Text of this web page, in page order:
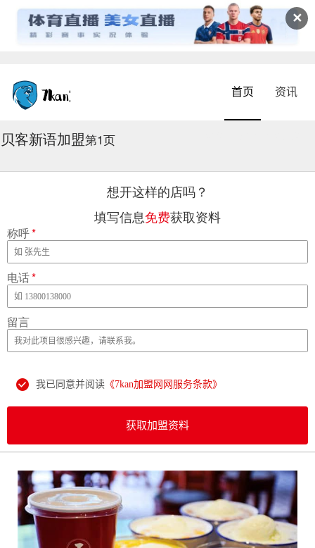
✕
首页 资讯
贝客新语加盟第1页
想开这样的店吗？
填写信息免费获取资料
称呼*
电话*
留言
我已同意并阅读 《7kan加盟网网服务条款》
获取加盟资料